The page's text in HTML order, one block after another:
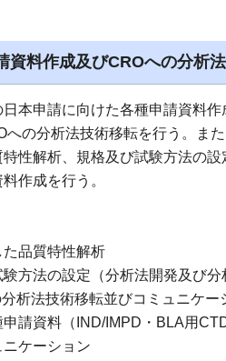
料作成及びCROへの分析
本申請に向けた各種申請資料
への分析法技術移転を行う。ま
性解析、規格及び試験方法の
作成を行う。
た品質特性解析
方法の設定（分析法開発及び分
析法技術移転並びコミュニケー
申請資料（IND/IMPD・BLA用
ニケーション